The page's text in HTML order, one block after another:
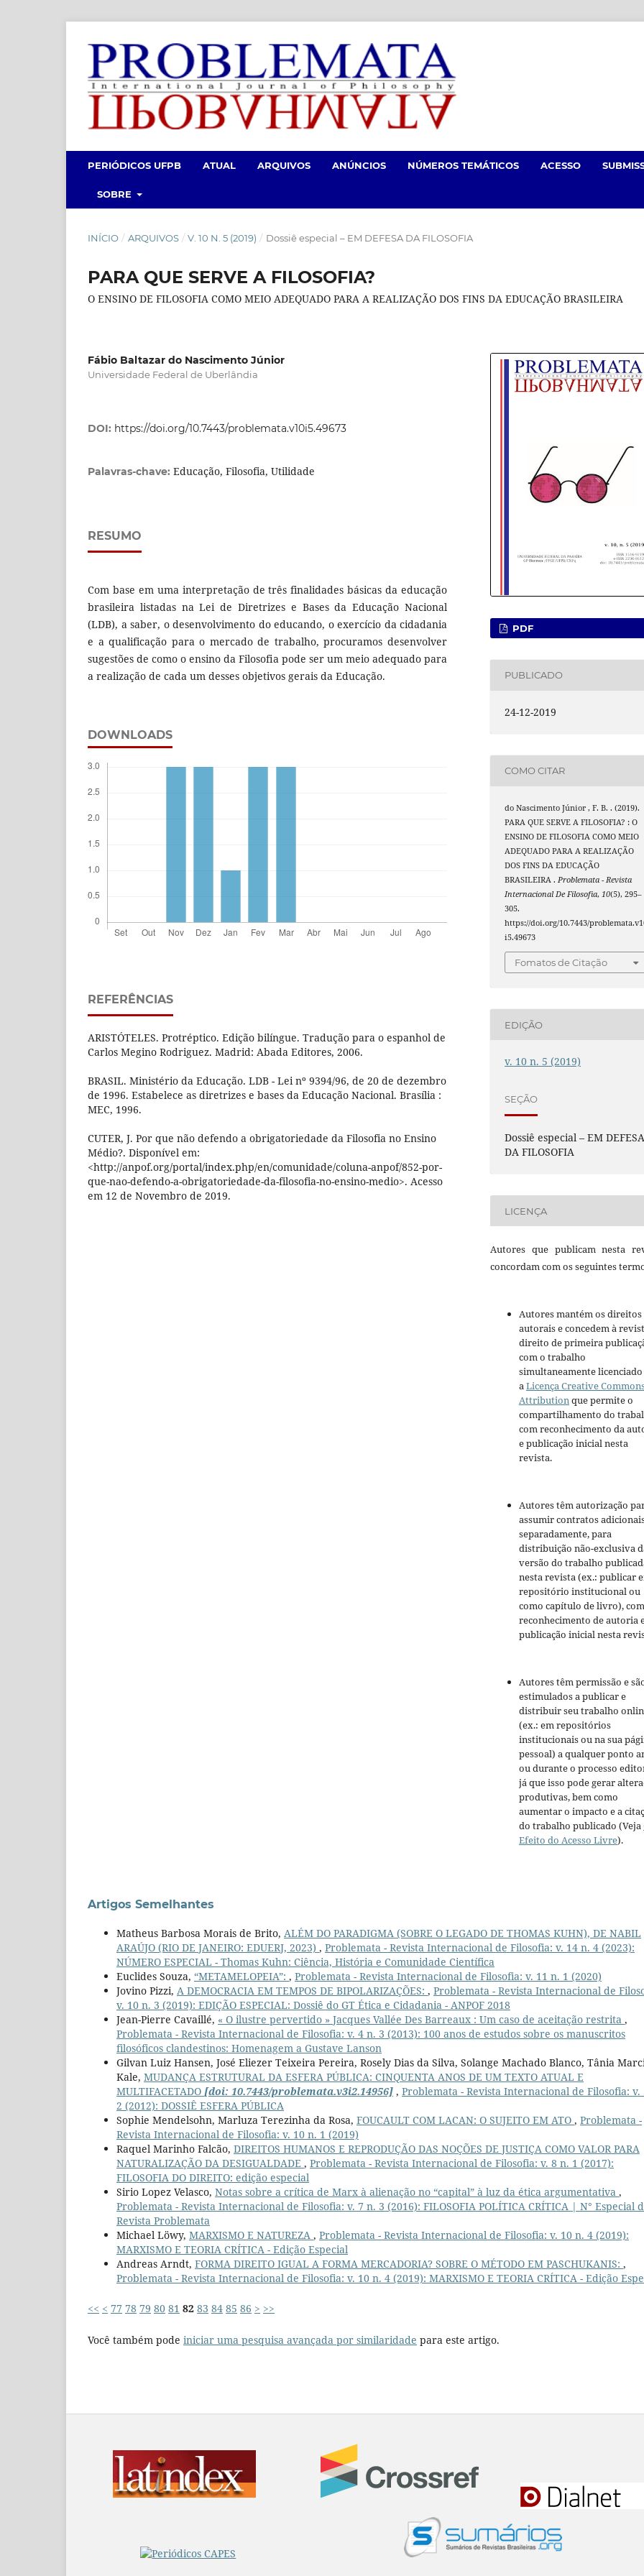
PERIÓDICOS UFPB ATUAL ARQUIVOS ANÚNCIOS NÚMEROS TEMÁTICOS ACESSO
SOBRE
INÍCIO / ARQUIVOS / V. 10 N. 5 (2019) / Dossiê especial – EM DEFESA DA FILOSOFIA
PARA QUE SERVE A FILOSOFIA?
O ENSINO DE FILOSOFIA COMO MEIO ADEQUADO PARA A REALIZAÇÃO DOS FINS DA EDUCAÇÃO BRASILEIRA
Fábio Baltazar do Nascimento Júnior
Universidade Federal de Uberlândia
DOI: https://doi.org/10.7443/problemata.v10i5.49673
Palavras-chave: Educação, Filosofia, Utilidade
RESUMO
Com base em uma interpretação de três finalidades básicas da educação
brasileira listadas na Lei de Diretrizes e Bases da Educação Nacional
(LDB), a saber, o desenvolvimento do educando, o exercício da cidadania
e a qualificação para o mercado de trabalho, procuramos desenvolver
sugestões de como o ensino da Filosofia pode ser um meio adequado para
a realização de cada um desses objetivos gerais da Educação.
DOWNLOADS
REFERÊNCIAS
ARISTÓTELES. Protréptico. Edição bilíngue. Tradução para o espanhol de
Carlos Megino Rodriguez. Madrid: Abada Editores, 2006.
BRASIL. Ministério da Educação. LDB - Lei nº 9394/96, de 20 de dezembro
de 1996. Estabelece as diretrizes e bases da Educação Nacional. Brasília :
MEC, 1996.
CUTER, J. Por que não defendo a obrigatoriedade da Filosofia no Ensino
Médio?. Disponível em:
<http://anpof.org/portal/index.php/en/comunidade/coluna-anpof/852-por-
que-nao-defendo-a-obrigatoriedade-da-filosofia-no-ensino-medio>. Acesso
em 12 de Novembro de 2019.
PDF
PUBLICADO
24-12-2019
COMO CITAR
do Nascimento Júnior , F. B. . (2019).
PARA QUE SERVE A FILOSOFIA? : O
ENSINO DE FILOSOFIA COMO MEIO
ADEQUADO PARA A REALIZAÇÃO
DOS FINS DA EDUCAÇÃO
BRASILEIRA . Problemata - Revista
Internacional De Filosofia, 10(5), 295–
305.
https://doi.org/10.7443/
i5.49673
Fomatos de Citação
EDIÇÃO
v. 10 n. 5 (2019)
SEÇÃO
Dossiê especial – EM
DA FILOSOFIA
LICENÇA
Autores que publicam nesta
concordam com os seguintes
Autores mantém os direitos
autorais e concedem à
direito de primeira
com o trabalho
simultaneamente
aLicença Creative
Attributionque permite o
compartilhamento do
com reconhecimento da
e publicação inicial nesta
revista.
Autores têm autorização
assumir contratos
separadamente, para
distribuição não-exclusiva
versão do trabalho
nesta revista (ex.: publicar
repositório institucional ou
como capítulo de livro), com
reconhecimento de autoria
publicação inicial nesta
Autores têm permissão e
estimulados a publicar e
distribuir seu trabalho
(ex.: em repositórios
institucionais ou na sua
pessoal) a qualquer ponto
ou durante o processo
já que isso pode gerar
produtivas, bem como
aumentar o impacto e a
do trabalho publicado (Veja
Efeito do Acesso Livre).
Artigos Semelhantes
Matheus Barbosa Morais de Brito, ALÉM DO PARADIGMA (SOBRE O LEGADO DE THOMAS KUHN), DE NABIL
ARAÚJO (RIO DE JANEIRO: EDUERJ, 2023) , Problemata - Revista Internacional de Filosofia: v. 14 n. 4 (2023):
NÚMERO ESPECIAL - Thomas Kuhn: Ciência, História e Comunidade Científica
Euclides Souza, “METAMELOPEIA”: , Problemata - Revista Internacional de Filosofia: v. 11 n. 1 (2020)
Jovino Pizzi, A DEMOCRACIA EM TEMPOS DE BIPOLARIZAÇÕES: , Problemata - Revista Internacional de
v. 10 n. 3 (2019): EDIÇÃO ESPECIAL: Dossiê do GT Ética e Cidadania - ANPOF 2018
Jean-Pierre Cavaillé, « O ilustre pervertido » Jacques Vallée Des Barreaux : Um caso de aceitação restrita ,
Problemata - Revista Internacional de Filosofia: v. 4 n. 3 (2013): 100 anos de estudos sobre os manuscritos
filosóficos clandestinos: Homenagem a Gustave Lanson
Gilvan Luiz Hansen, José Eliezer Teixeira Pereira, Rosely Dias da Silva, Solange Machado Blanco, Tânia
Kale, MUDANÇA ESTRUTURAL DA ESFERA PÚBLICA: CINQUENTA ANOS DE UM TEXTO ATUAL E
MULTIFACETADO [doi: 10.7443/problemata.v3i2.14956] , Problemata - Revista Internacional de Filosofia: v.
2 (2012): DOSSIÊ ESFERA PÚBLICA
Sophie Mendelsohn, Marluza Terezinha da Rosa, FOUCAULT COM LACAN: O SUJEITO EM ATO , Problemata -
Revista Internacional de Filosofia: v. 10 n. 1 (2019)
Raquel Marinho Falcão, DIREITOS HUMANOS E REPRODUÇÃO DAS NOÇÕES DE JUSTIÇA COMO VALOR PARA
NATURALIZAÇÃO DA DESIGUALDADE , Problemata - Revista Internacional de Filosofia: v. 8 n. 1 (2017):
FILOSOFIA DO DIREITO: edição especial
Sirio Lopez Velasco, Notas sobre a crítica de Marx à alienação no “capital” à luz da ética argumentativa ,
Problemata - Revista Internacional de Filosofia: v. 7 n. 3 (2016): FILOSOFIA POLÍTICA CRÍTICA | N° Especial
Revista Problemata
Michael Löwy, MARXISMO E NATUREZA , Problemata - Revista Internacional de Filosofia: v. 10 n. 4 (2019):
MARXISMO E TEORIA CRÍTICA - Edição Especial
Andreas Arndt, FORMA DIREITO IGUAL A FORMA MERCADORIA? SOBRE O MÉTODO EM PASCHUKANIS: ,
Problemata - Revista Internacional de Filosofia: v. 10 n. 4 (2019): MARXISMO E TEORIA CRÍTICA - Edição
<< < 77 78 79 80 81 82 83 84 85 86 > >>
Você também pode iniciar uma pesquisa avançada por similaridade para este artigo.